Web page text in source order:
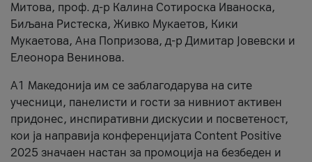
Митова, проф. д-р Калина Сотироска Иваноска,
Биљана Ристеска, Живко Мукаетов, Кики
Мукаетова, Ана Попризова, д-р Димитар Јовевски и
Елеонора Венинова.
А1 Македонија им се заблагодарува на сите
учесници, панелисти и гости за нивниот активен
придонес, инспиративни дискусии и посветеност,
кои ја направија конференцијата Content Positive
2025 значаен настан за промоција на безбеден и